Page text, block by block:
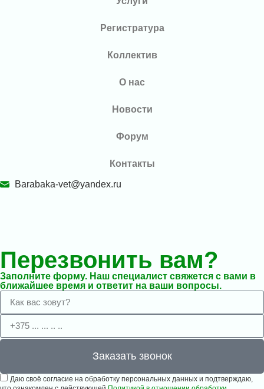
Регистратура
Коллектив
О нас
Новости
Форум
Контакты
Barabaka-vet@yandex.ru
Перезвонить вам?
Заполните форму. Наш специалист свяжется с вами в
ближайшее время и ответит на ваши вопросы.
Даю своё согласие на обработку персональных данных и подтверждаю,
Заказать звонок